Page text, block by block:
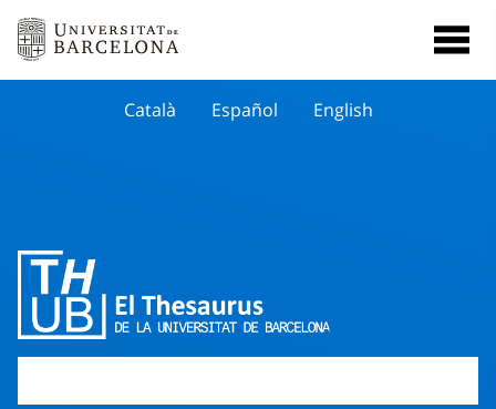
Català Español English